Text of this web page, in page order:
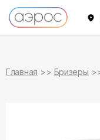
Главная Бризеры
в наличии